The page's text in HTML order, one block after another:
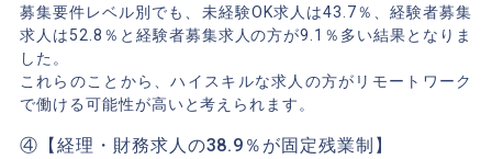
募集要件レベル別でも、未経験OK求人は43.7％、経験者募集
求人は52.8％と経験者募集求人の方が9.1％多い結果となりま
した。
これらのことから、ハイスキルな求人の方がリモートワーク
で働ける可能性が高いと考えられます。
④【経理・財務求人の38.9％が固定残業制】